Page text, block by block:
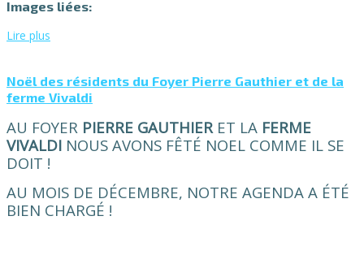
Images liées:
Lire plus
Noël des résidents du Foyer Pierre Gauthier et de la
ferme Vivaldi
AU FOYER PIERRE GAUTHIER ET LA FERME
VIVALDI NOUS AVONS FÊTÉ NOEL COMME IL SE
DOIT !
AU MOIS DE DÉCEMBRE, NOTRE AGENDA A ÉTÉ
BIEN CHARGÉ !